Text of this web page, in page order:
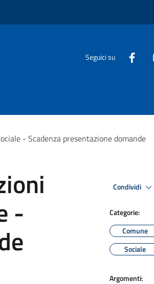
Seguici su
- Scadenza presentazione domande
-
Condividi
Categorie:
Comune
Sociale
Argomenti: